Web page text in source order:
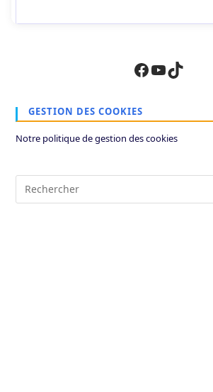
Facebook
YouTube
TikTok
GESTION DES COOKIES
Notre politique de gestion des cookies